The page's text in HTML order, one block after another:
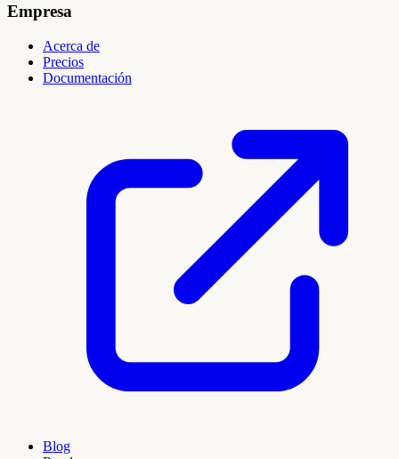
Empresa
Acerca de
Precios
Documentación
Blog